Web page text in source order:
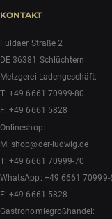
KONTAKT
Fuldaer Straße 2
DE 36381 Schlüchtern
Metzgerei Ladengeschäft:
T:+49 6661 70999-80
F: +49 6661 5828
Onlineshop:
M:shop@der-ludwig.de
T:+49 6661 70999-70
WhatsApp: +49 6661 70999-
F: +49 6661 5828
Gastronomiegroßhandel: